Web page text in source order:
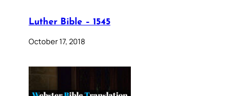
Luther Bible – 1545
October 17, 2018